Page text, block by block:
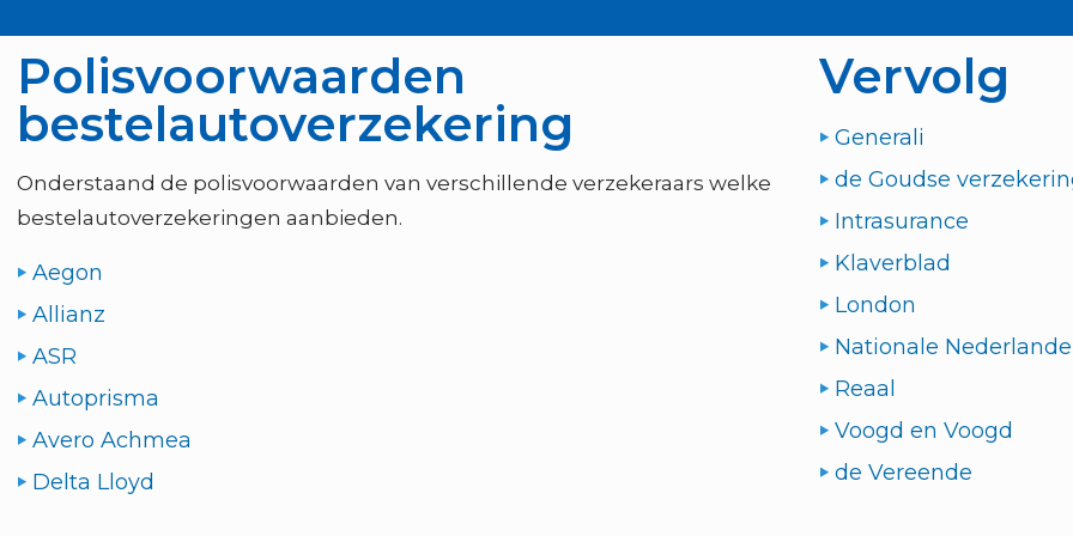
Polisvoorwaarden
bestelautoverzekering
Onderstaand de polisvoorwaarden van verschillende verzekeraars welke
bestelautoverzekeringen aanbieden.
Aegon
Allianz
ASR
Autoprisma
Avero Achmea
Delta Lloyd
Vervolg
Generali
de Goudse
Intrasurance
Klaverblad
London
Nationale
Reaal
Voogd en Voogd
de Vereende